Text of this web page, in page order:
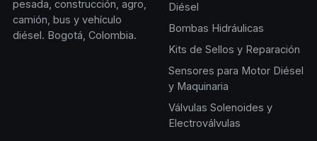
pesada, construcción, agro,
camión, bus y vehículo
diésel. Bogotá, Colombia.
Diésel
Bombas Hidráulicas
Kits de Sellos y Reparación
Sensores para Motor Diésel
y Maquinaria
Válvulas Solenoides y
Electroválvulas